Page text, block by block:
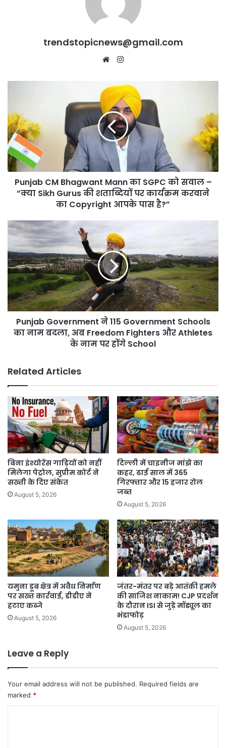
trendstopicnews@gmail.com
Website
Mann
का
SGPC
को
सवाल
–
“क्या
Sikh
शताब्दियों
पर
कार्यक्रम
करवाने
का
Copyright
आपके
पास
है?”
Punjab CM Bhagwant Mann का SGPC को सवाल –
“क्या Sikh Gurus की शताब्दियों पर कार्यक्रम करवाने
का Copyright आपके पास है?”
Punjab
Government
115
Government
Schools
का
नाम
बदला,
Freedom
के
नाम
पर
होंगे
School
Punjab Government ने 115 Government Schools
का नाम बदला, अब Freedom Fighters और Athletes
के नाम पर होंगे School
Related Articles
बिना इंश्योरेंस गाड़ियों को नहीं
मिलेगा पेट्रोल, सुप्रीम कोर्ट ने
सख्ती के दिए संकेत
August 5, 2026
दिल्ली में चाइनीज मांझे का
कहर, ढाई साल में 365
गिरफ्तार और 15 हजार रोल
जब्त
August 5, 2026
यमुना डूब क्षेत्र में अवैध निर्माण
पर सख्त कार्रवाई, डीडीए ने
हटाए कब्जे
August 5, 2026
जंतर-मंतर पर बड़े आतंकी हमले
की साजिश नाकाम! CJP प्रदर्शन
के दौरान ISI से जुड़े मॉड्यूल का
भंडाफोड़
August 5, 2026
Leave a Reply
Your email address will not be published. Required fields are
marked *